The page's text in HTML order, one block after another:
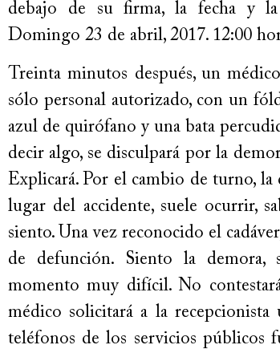
debajo de su firma, la fecha y
Domingo 23 de abril, 2017. 12:00
Treinta minutos después, un
sólo personal autorizado, con un
azul de quirófano y una bata
decir algo, se disculpará por la
Explicará. Por el cambio de turno,
lugar del accidente, suele ocurrir,
siento. Una vez reconocido el
de defunción. Siento la demora,
momento muy difícil. No
médico solicitará a la recepcionista
teléfonos de los servicios públicos